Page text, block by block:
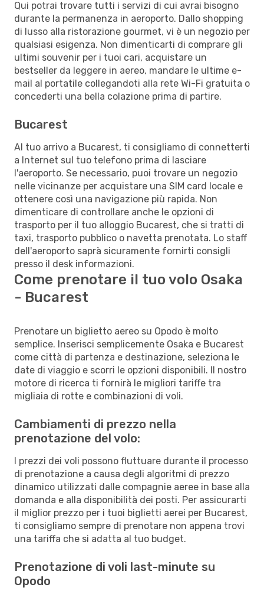
Qui potrai trovare tutti i servizi di cui avrai bisogno
durante la permanenza in aeroporto. Dallo shopping
di lusso alla ristorazione gourmet, vi è un negozio per
qualsiasi esigenza. Non dimenticarti di comprare gli
ultimi souvenir per i tuoi cari, acquistare un
bestseller da leggere in aereo, mandare le ultime e-
mail al portatile collegandoti alla rete Wi-Fi gratuita o
concederti una bella colazione prima di partire.
Bucarest
Al tuo arrivo a Bucarest, ti consigliamo di connetterti
a Internet sul tuo telefono prima di lasciare
l'aeroporto. Se necessario, puoi trovare un negozio
nelle vicinanze per acquistare una SIM card locale e
ottenere così una navigazione più rapida. Non
dimenticare di controllare anche le opzioni di
trasporto per il tuo alloggio Bucarest, che si tratti di
taxi, trasporto pubblico o navetta prenotata. Lo staff
dell'aeroporto saprà sicuramente fornirti consigli
presso il desk informazioni.
Come prenotare il tuo volo Osaka
- Bucarest
Prenotare un biglietto aereo su Opodo è molto
semplice. Inserisci semplicemente Osaka e Bucarest
come città di partenza e destinazione, seleziona le
date di viaggio e scorri le opzioni disponibili. Il nostro
motore di ricerca ti fornirà le migliori tariffe tra
migliaia di rotte e combinazioni di voli.
Cambiamenti di prezzo nella
prenotazione del volo:
I prezzi dei voli possono fluttuare durante il processo
di prenotazione a causa degli algoritmi di prezzo
dinamico utilizzati dalle compagnie aeree in base alla
domanda e alla disponibilità dei posti. Per assicurarti
il miglior prezzo per i tuoi biglietti aerei per Bucarest,
ti consigliamo sempre di prenotare non appena trovi
una tariffa che si adatta al tuo budget.
Prenotazione di voli last-minute su
Opodo